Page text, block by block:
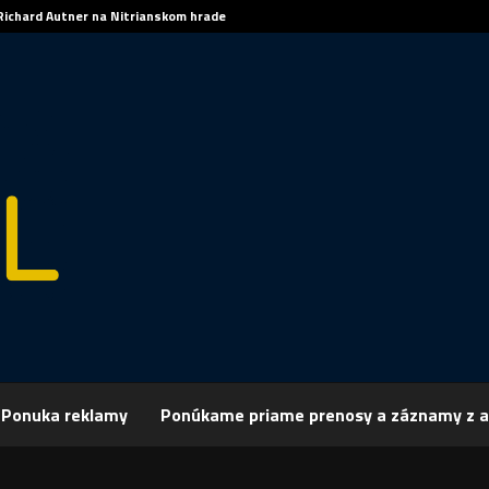
Autner na Nitrianskom hrade
Ponuka reklamy Ponúkame priame prenosy a záznamy z
Archív Šport ŠPORT: VOLEJBAL: Romana Hudecová do Albánska